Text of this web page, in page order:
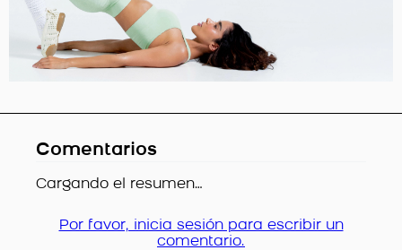
Comentarios
Cargando el resumen…
Por favor, inicia sesión para escribir un
comentario.